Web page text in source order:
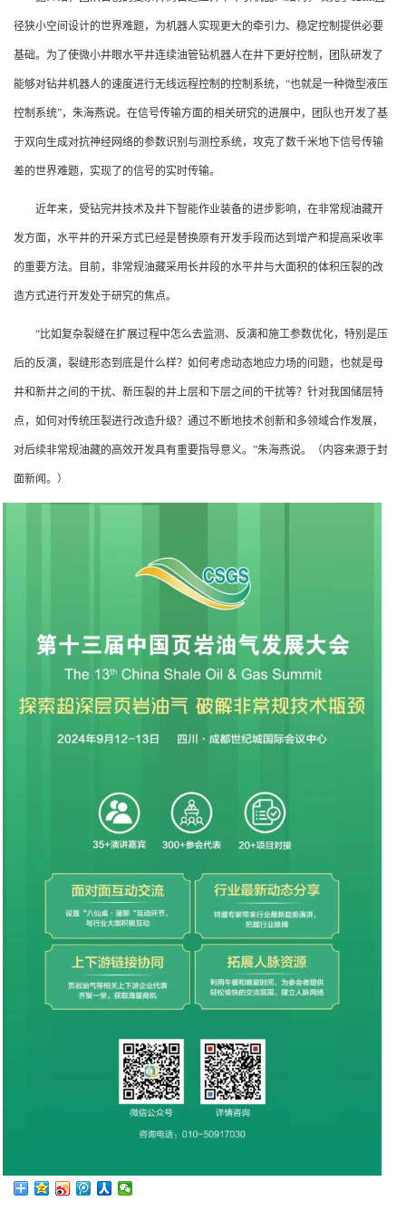
径狭小空间设计的世界难题，为机器人实现更大的牵引力、稳定控制提供必要
基础。为了使微小井眼水平井连续油管钻机器人在井下更好控制，团队研发了
能够对钻井机器人的速度进行无线远程控制的控制系统，“也就是一种微型液压
控制系统”，朱海燕说。在信号传输方面的相关研究的进展中，团队也开发了基
于双向生成对抗神经网络的参数识别与测控系统，攻克了数千米地下信号传输
差的世界难题，实现了的信号的实时传输。
近年来，受钻完井技术及井下智能作业装备的进步影响，在非常规油藏开
发方面，水平井的开采方式已经是替换原有开发手段而达到增产和提高采收率
的重要方法。目前，非常规油藏采用长井段的水平井与大面积的体积压裂的改
造方式进行开发处于研究的焦点。
“比如复杂裂缝在扩展过程中怎么去监测、反演和施工参数优化，特别是压
后的反演，裂缝形态到底是什么样？如何考虑动态地应力场的问题，也就是母
井和新井之间的干扰、新压裂的井上层和下层之间的干扰等？针对我国储层特
点，如何对传统压裂进行改造升级？通过不断地技术创新和多领域合作发展，
对后续非常规油藏的高效开发具有重要指导意义。”朱海燕说。（内容来源于封
面新闻。）